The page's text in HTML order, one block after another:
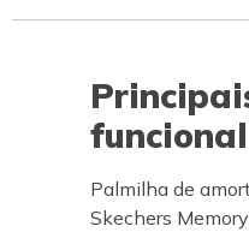
Palmilha de
Skechers